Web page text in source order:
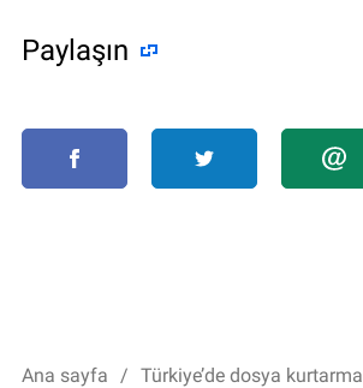
Paylaşın
Ana sayfa
Türkiye’de dosya kurtarma